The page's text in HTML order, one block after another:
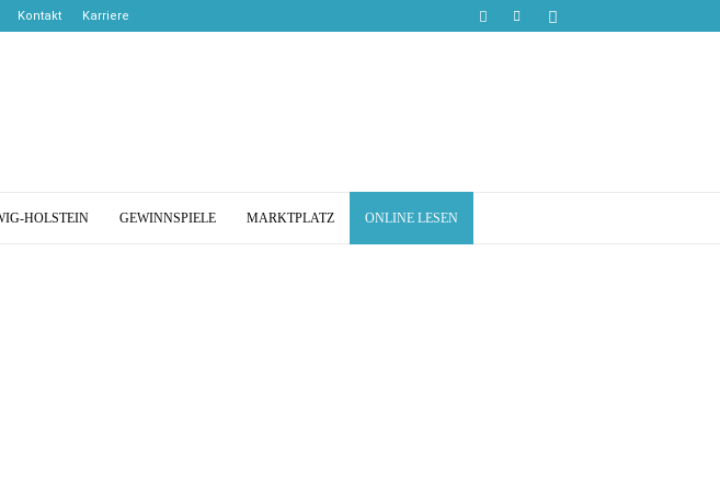
Kontakt Karriere
HOLSTEIN GEWINNSPIELE MARKTPLATZ ONLINE LESEN